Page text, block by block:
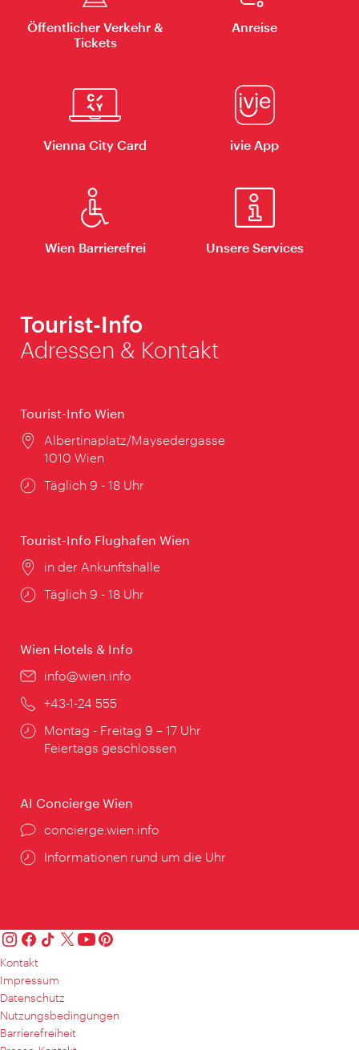
Öffentlicher Verkehr &
Tickets
Anreise
Vienna City Card ivie App
Wien Barrierefrei Unsere Services
Tourist-Info
Adressen & Kontakt
Tourist-Info Wien
Ort:
Albertinaplatz/Maysedergasse
1010 Wien
Öffnungszeiten:
Täglich 9 - 18 Uhr
Tourist-Info Flughafen Wien
Ort:
in der Ankunftshalle
Öffnungszeiten:
Täglich 9 - 18 Uhr
Wien Hotels & Info
Email:
info@wien.info
Telefon:
+43-1-24 555
Öffnungszeiten:
Montag - Freitag 9 – 17 Uhr
Feiertags geschlossen
AI Concierge Wien
Ort:
concierge.wien.info
Öffnungszeiten:
Informationen rund um die Uhr
Kontakt
Impressum
Datenschutz
Nutzungsbedingungen
Barrierefreiheit